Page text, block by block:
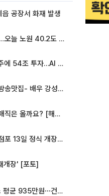
공장서 화재 발생
늘 노원 40.2도 기록
SK하이닉스, 용인·청주에 54조 투자…AI 메모리 생산기지 키운다
'2TV 생생정보' 오늘방송맛집- 배우 강성진 단골! 쌀국수ㆍ푸팟퐁 커리 맛집 '블○○○'
입추매직 '불발', 처서매직은 올까요? [해시태그]
홈플러스, 67개 핵심점포 13일 정식 개장…영업 재개 속도
개장' [포토]
日대기업 여름 보너스 평균 935만원⋯건설회사 1800만 넘어